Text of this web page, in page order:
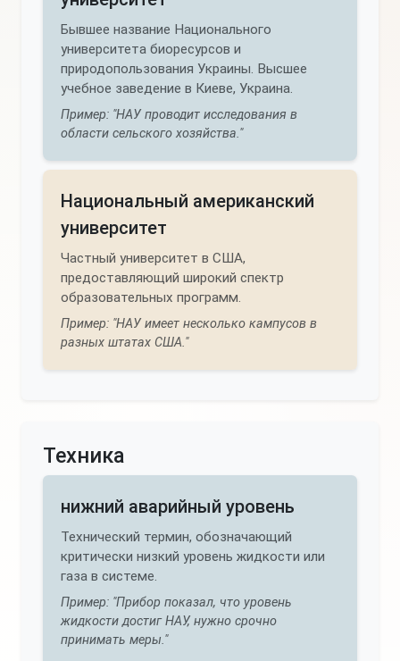
Бывшее название Национального
университета биоресурсов и
природопользования Украины. Высшее
учебное заведение в Киеве, Украина.
Пример: "НАУ проводит исследования в
области сельского хозяйства."
Национальный американский
университет
Частный университет в США,
предоставляющий широкий спектр
образовательных программ.
Пример: "НАУ имеет несколько кампусов в
разных штатах США."
Техника
нижний аварийный уровень
Технический термин, обозначающий
критически низкий уровень жидкости или
газа в системе.
Пример: "Прибор показал, что уровень
жидкости достиг НАУ, нужно срочно
принимать меры."